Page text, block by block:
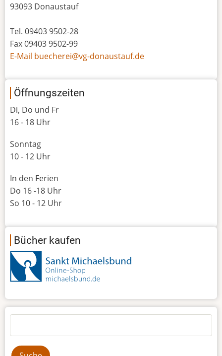
93093 Donaustauf
Tel. 09403 9502-28
Fax 09403 9502-99
E-Mail buecherei@vg-donaustauf.de
Öffnungszeiten
Di, Do und Fr
16 - 18 Uhr
Sonntag
10 - 12 Uhr
In den Ferien
Do 16 -18 Uhr
So 10 - 12 Uhr
Bücher kaufen